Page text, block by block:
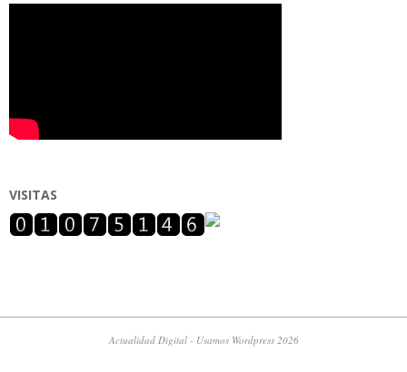
VISITAS
Actualidad Digital - Usamos Wordpress 2026